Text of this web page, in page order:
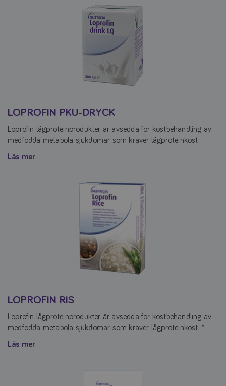
LOPROFIN PKU-DRYCK
Loprofin lågproteinprodukter är avsedda för kostbehandling av
medfödda metabola sjukdomar som kräver lågproteinkost.
Läs mer
LOPROFIN RIS
Loprofin lågproteinprodukter är avsedda för kostbehandling av
medfödda metabola sjukdomar som kräver lågproteinkost. *
Läs mer